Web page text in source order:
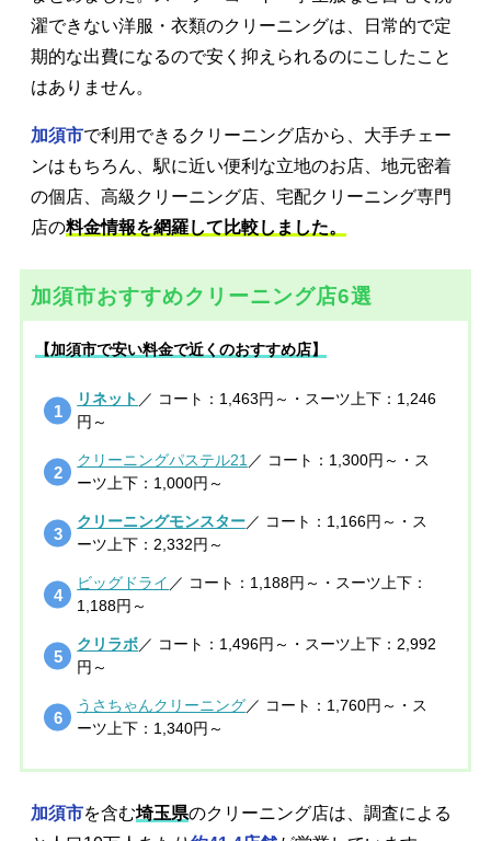
濯できない洋服・衣類のクリーニングは、日常的で定
期的な出費になるので安く抑えられるのにこしたこと
はありません。
加須市で利用できるクリーニング店から、大手チェー
ンはもちろん、駅に近い便利な立地のお店、地元密着
の個店、高級クリーニング店、宅配クリーニング専門
店の料金情報を網羅して比較しました。
加須市おすすめクリーニング店6選
【加須市で安い料金で近くのおすすめ店】
リネット ／ コート：1,463円～・スーツ上下：1,246
円～
クリーニングパステル21 ／ コート：1,300円～・ス
ーツ上下：1,000円～
クリーニングモンスター／ コート：1,166円～・ス
ーツ上下：2,332円～
ビッグドライ ／ コート：1,188円～・スーツ上下：
1,188円～
クリラボ／ コート：1,496円～・スーツ上下：2,992
円～
うさちゃんクリーニング／ コート：1,760円～・ス
ーツ上下：1,340円～
加須市を含む埼玉県のクリーニング店は、調査による